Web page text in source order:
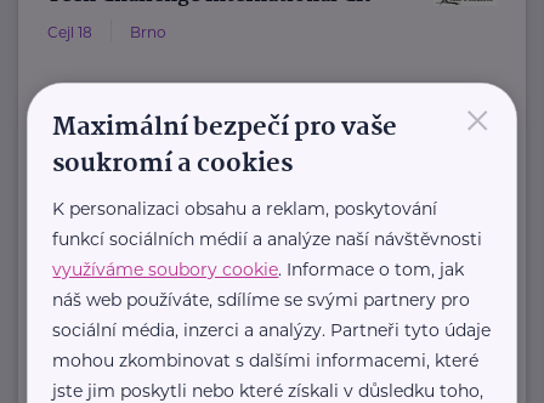
Cejl 18 Brno
Teen Challenge ČR patří do sítě
služeb mezinárodní křesťanské
organizace Teen Challenge.
Organizace byla založena ...
www.teenchallenge.cz
+420 775 556 634
marsalova@teenchallenge.cz
×
Maximální bezpečí pro vaše
soukromí a cookies
K personalizaci obsahu a reklam, poskytování
funkcí sociálních médií a analýze naší návštěvnosti
využíváme soubory cookie. Informace o tom, jak
náš web používáte, sdílíme se svými partnery pro
sociální média, inzerci a analýzy. Partneři tyto údaje
mohou zkombinovat s dalšími informacemi, které
jste jim poskytli nebo které získali v důsledku toho,